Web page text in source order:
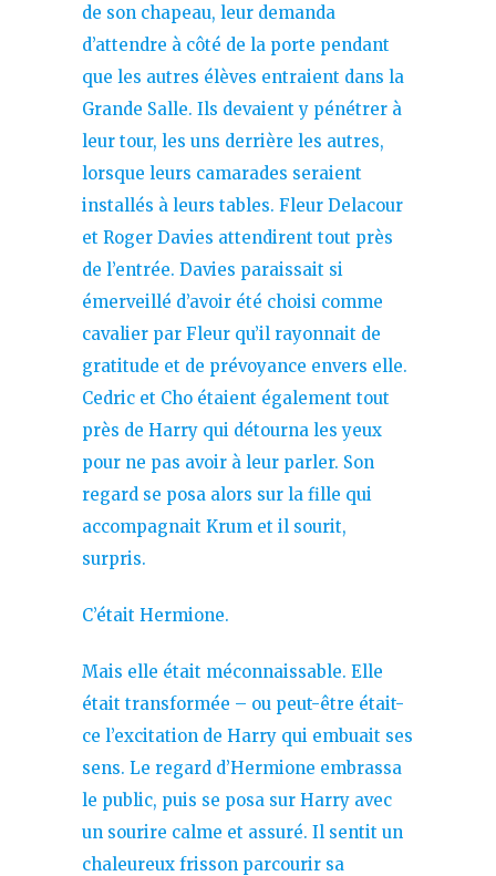
de son chapeau, leur demanda
d’attendre à côté de la porte pendant
que les autres élèves entraient dans la
Grande Salle. Ils devaient y pénétrer à
leur tour, les uns derrière les autres,
lorsque leurs camarades seraient
installés à leurs tables. Fleur Delacour
et Roger Davies attendirent tout près
de l’entrée. Davies paraissait si
émerveillé d’avoir été choisi comme
cavalier par Fleur qu’il rayonnait de
gratitude et de prévoyance envers elle.
Cedric et Cho étaient également tout
près de Harry qui détourna les yeux
pour ne pas avoir à leur parler. Son
regard se posa alors sur la fille qui
accompagnait Krum et il sourit,
surpris.
C’était Hermione.
Mais elle était méconnaissable. Elle
était transformée – ou peut-être était-
ce l’excitation de Harry qui embuait ses
sens. Le regard d’Hermione embrassa
le public, puis se posa sur Harry avec
un sourire calme et assuré. Il sentit un
chaleureux frisson parcourir sa